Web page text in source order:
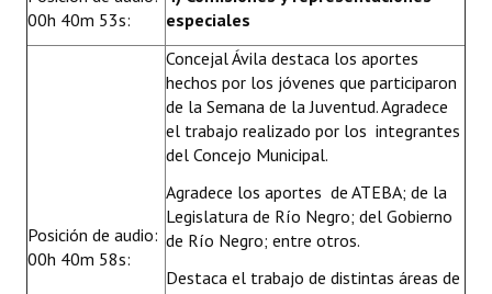
00h 40m 53s:
especiales
Posición de audio:
00h 40m 58s:
Concejal Ávila destaca los aportes
hechos por los jóvenes que participaron
de la Semana de la Juventud. Agradece
el trabajo realizado por los integrantes
del Concejo Municipal.
Agradece los aportes de ATEBA; de la
Legislatura de Río Negro; del Gobierno
de Río Negro; entre otros.
Destaca el trabajo de distintas áreas de